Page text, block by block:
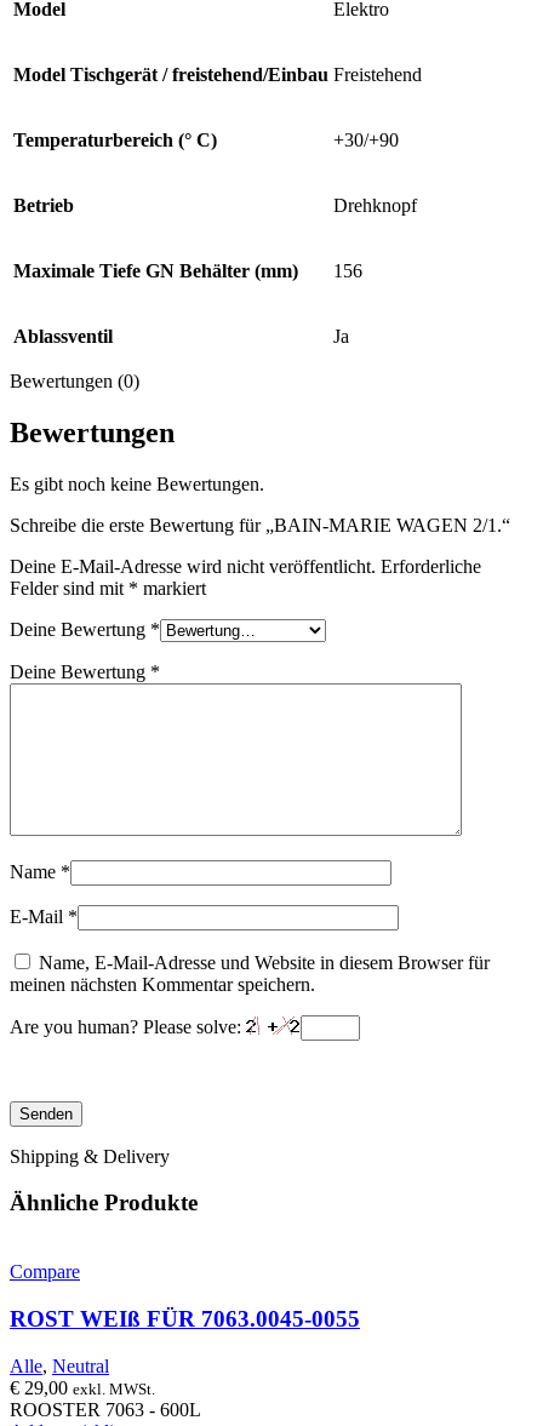
Model Elektro
Model Tischgerät / freistehend/Einbau Freistehend
Temperaturbereich (° C) +30/+90
Betrieb Drehknopf
Maximale Tiefe GN Behälter (mm) 156
Ablassventil Ja
Bewertungen (0)
Bewertungen
Es gibt noch keine Bewertungen.
Schreibe die erste Bewertung für „BAIN-MARIE WAGEN 2/1.“
Deine E-Mail-Adresse wird nicht veröffentlicht. Erforderliche
Felder sind mit * markiert
Deine Bewertung *
Deine Bewertung *
Name *
E-Mail *
Name, E-Mail-Adresse und Website in diesem Browser für
meinen nächsten Kommentar speichern.
Are you human? Please solve:
Shipping & Delivery
Ähnliche Produkte
Compare
ROST WEIß FÜR 7063.0045-0055
Alle, Neutral
€ 29,00 exkl. MWSt.
ROOSTER 7063 - 600L